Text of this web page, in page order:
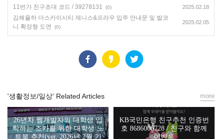
11번가 친구초대 코드 / 39278131 (0) 2025.02.18
김해율하 더스카이시티 제니스&프라우 입주 안내문 및 발코
니 확장형 도면
(0)
2025.02.05
'생활정보/일상' Related Articles
26년차 웹개발자의 대학생 입
학하는 조카를 위한 대학생 노
트북 추천(ver. 2026년 2월 기
KB국민은행 친구추천 인증번
호 8686006728 / 친구와 함께
이벤트
more